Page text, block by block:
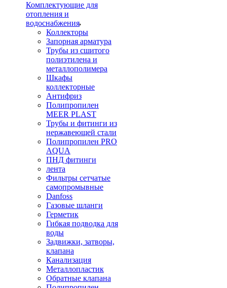
Комплектующие для
отопления и
водоснабжения
Коллекторы
Запорная арматура
Трубы из сшитого
полиэтилена и
металлополимера
Шкафы
коллекторные
Антифриз
Полипропилен
MEER PLAST
Трубы и фитинги из
нержавеющей стали
Полипропилен PRO
AQUA
ПНД фитинги
лента
Фильтры сетчатые
самопромывные
Danfoss
Газовые шланги
Герметик
Гибкая подводка для
воды
Задвижки, затворы,
клапана
Канализация
Металлопластик
Обратные клапана